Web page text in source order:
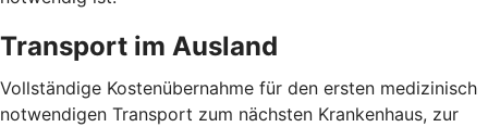
Transport im Ausland
Vollständige Kostenübernahme für den ersten medizinisch
notwendigen Transport zum nächsten Krankenhaus, zur